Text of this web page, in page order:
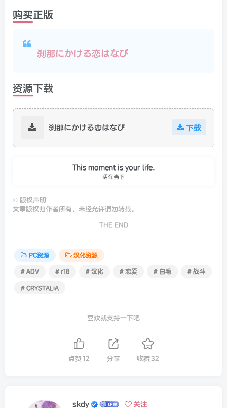
购买正版
刹那にかける恋はなび
资源下载
刹那にかける恋はなび 下载
This moment is your life.
活在当下
© 版权声明
文章版权归作者所有，未经允许请勿转载。
THE END
PC资源 汉化资源
# ADV # r18 # 汉化 # 恋爱 # 白毛 # 战斗
# CRYSTALiA
喜欢就支持一下吧
点赞12 分享 收藏32
skdy 关注